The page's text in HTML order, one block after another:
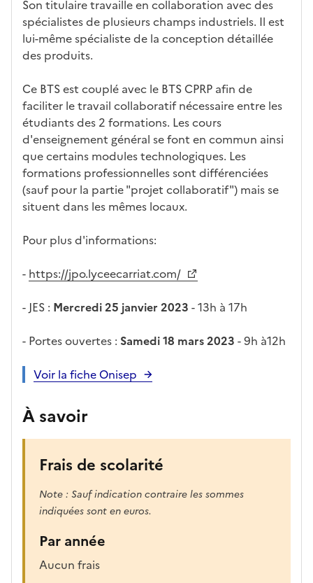
tiq
ues
s
d
e
n
di
d
at
ur
e
s à
la
fo
on
uch
és
em
ent
Son titulaire travaille en collaboration avec des
spécialistes de plusieurs champs industriels. Il est
lui-même spécialiste de la conception détaillée
des produits.
Ce BTS est couplé avec le BTS CPRP afin de
faciliter le travail collaboratif nécessaire entre les
étudiants des 2 formations. Les cours
d'enseignement général se font en commun ainsi
que certains modules technologiques. Les
formations professionnelles sont différenciées
(sauf pour la partie "projet collaboratif") mais se
situent dans les mêmes locaux.
Pour plus d'informations:
- https://jpo.lyceecarriat.com/
- JES : Mercredi 25 janvier 2023 - 13h à 17h
- Portes ouvertes : Samedi 18 mars 2023 - 9h à12h
Voir la fiche Onisep
À savoir
Frais de scolarité
Note : Sauf indication contraire les sommes
indiquées sont en euros.
Par année
Aucun frais